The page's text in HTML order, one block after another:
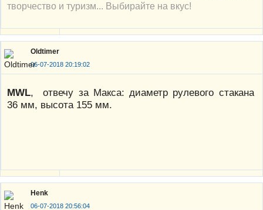
творчество и туризм... Выбирайте на вкус!
Oldtimer
06-07-2018 20:19:02
MWL, отвечу за Макса: диаметр рулевого стакана
36 мм, высота 155 мм.
Henk
06-07-2018 20:56:04